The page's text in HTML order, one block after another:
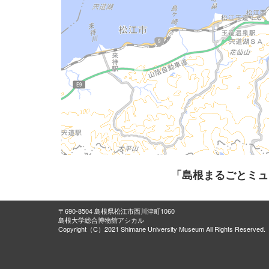
「島根まるごとミ
〒690-8504 島根県松江市西川津町1060
島根大学総合博物館アシカル
Copyright（C）2021 Shimane University Museum All Rights Reserved.